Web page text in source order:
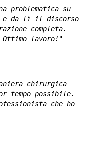
problematica su
da lì il discorso
completa.
lavoro!"
chirurgica
tempo possibile.
che ho